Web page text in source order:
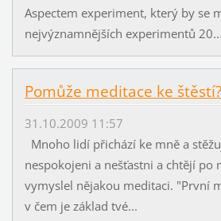
Aspectem experiment, který by se
nejvýznamnějších experimentů
Pomůže meditace ke štěstí?
31.10.2009 11:57
Mnoho lidí přichází ke mně a
nespokojeni a nešťastni a chtějí po
vymyslel nějakou meditaci. "První
v čem je základ tvé...